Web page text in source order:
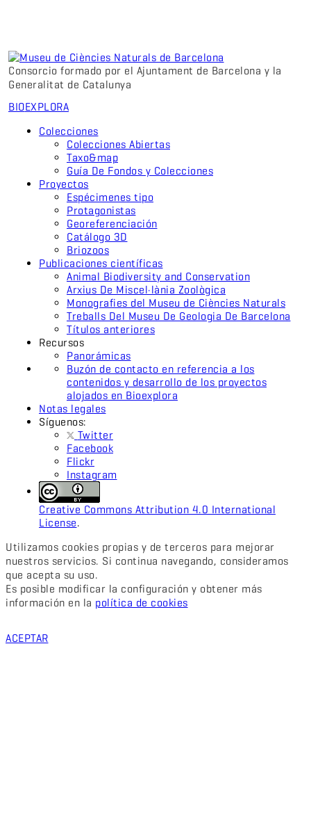
Consorcio formado por el Ajuntament de Barcelona y la
Generalitat de Catalunya
BIOEXPLORA
Colecciones
Colecciones Abiertas
Taxo&map
Guía De Fondos y Colecciones
Proyectos
Espécimenes tipo
Protagonistas
Georeferenciación
Catálogo 3D
Briozoos
Publicaciones científicas
Animal Biodiversity and Conservation
Arxius De Miscel·lània Zoològica
Monografies del Museu de Ciències Naturals
Treballs Del Museu De Geologia De Barcelona
Títulos anteriores
Recursos
Panorámicas
Buzón de contacto en referencia a los
contenidos y desarrollo de los proyectos
alojados en Bioexplora
Notas legales
Síguenos:
Twitter
Facebook
Flickr
Instagram
Creative Commons Attribution 4.0 International
License.
Utilizamos cookies propias y de terceros para mejorar
nuestros servicios. Si continua navegando, consideramos
que acepta su uso.
Es posible modificar la configuración y obtener más
información en la política de cookies
ACEPTAR